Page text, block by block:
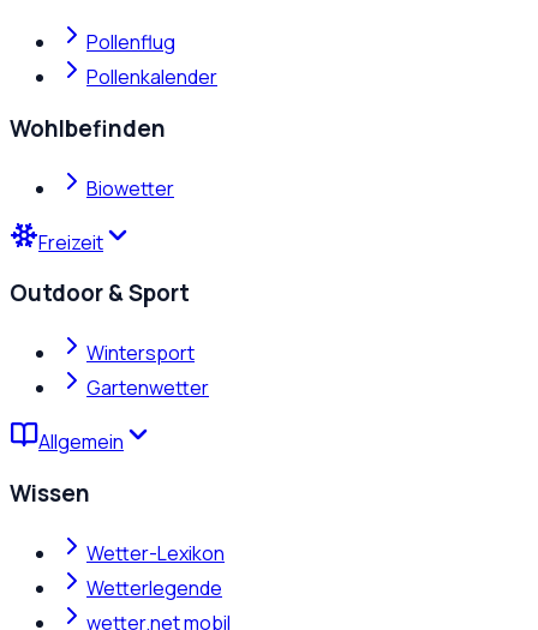
Pollenflug
Pollenkalender
Wohlbefinden
Biowetter
Freizeit
Outdoor & Sport
Wintersport
Gartenwetter
Allgemein
Wissen
Wetter-Lexikon
Wetterlegende
wetter.net mobil